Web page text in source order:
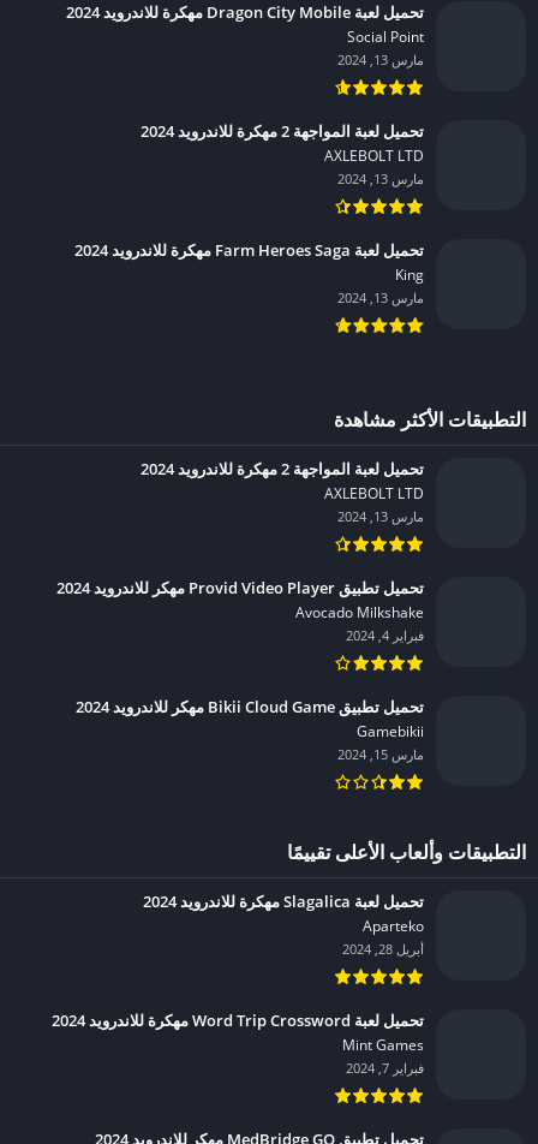
تحميل لعبة Dragon City Mobile مهكرة للاندرويد 2024
Social Point‏
مارس 13, 2024
تحميل لعبة المواجهة 2 مهكرة للاندرويد 2024
AXLEBOLT LTD‏
مارس 13, 2024
تحميل لعبة Farm Heroes Saga مهكرة للاندرويد 2024
King‏
مارس 13, 2024
التطبيقات الأكثر مشاهدة
تحميل لعبة المواجهة 2 مهكرة للاندرويد 2024
AXLEBOLT LTD‏
مارس 13, 2024
تحميل تطبيق Provid Video Player مهكر للاندرويد 2024
Avocado Milkshake‏
فبراير 4, 2024
تحميل تطبيق Bikii Cloud Game مهكر للاندرويد 2024
Gamebikii‏
مارس 15, 2024
التطبيقات وألعاب الأعلى تقييمًا
تحميل لعبة Slagalica مهكرة للاندرويد 2024
Aparteko‏
أبريل 28, 2024
تحميل لعبة Word Trip Crossword مهكرة للاندرويد 2024
Mint Games‏
فبراير 7, 2024
تحميل تطبيق MedBridge GO مهكر للاندرويد 2024